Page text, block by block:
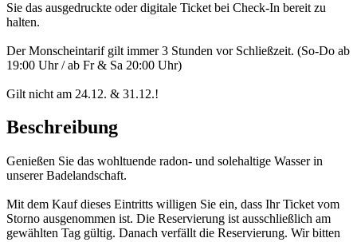
Sie das ausgedruckte oder digitale Ticket bei Check-In bereit zu
halten.
Der Monscheintarif gilt immer 3 Stunden vor Schließzeit. (So-Do ab
19:00 Uhr / ab Fr & Sa 20:00 Uhr)
Gilt nicht am 24.12. & 31.12.!
Beschreibung
Genießen Sie das wohltuende radon- und solehaltige Wasser in
unserer Badelandschaft.
Mit dem Kauf dieses Eintritts willigen Sie ein, dass Ihr Ticket vom
Storno ausgenommen ist. Die Reservierung ist ausschließlich am
gewählten Tag gültig. Danach verfällt die Reservierung. Wir bitten